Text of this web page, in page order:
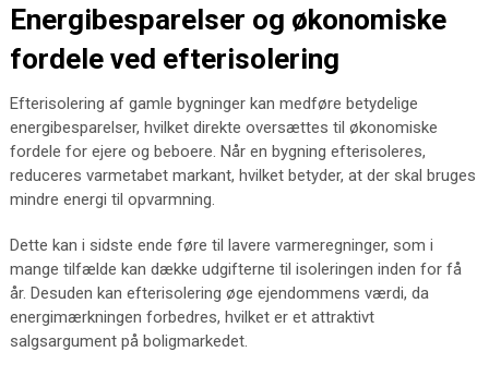
Energibesparelser og økonomiske
fordele ved efterisolering
Efterisolering af gamle bygninger kan medføre betydelige
energibesparelser, hvilket direkte oversættes til økonomiske
fordele for ejere og beboere. Når en bygning efterisoleres,
reduceres varmetabet markant, hvilket betyder, at der skal bruges
mindre energi til opvarmning.
Dette kan i sidste ende føre til lavere varmeregninger, som i
mange tilfælde kan dække udgifterne til isoleringen inden for få
år. Desuden kan efterisolering øge ejendommens værdi, da
energimærkningen forbedres, hvilket er et attraktivt
salgsargument på boligmarkedet.